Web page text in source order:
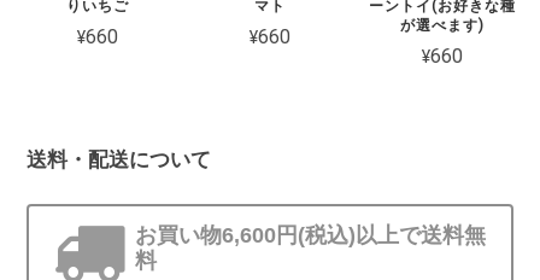
りいちご
¥660
マト
¥660
ーントイ(お好きな種
が選べます)
¥660
送料・配送について
お買い物6,600円(税込)以上で送料無
料